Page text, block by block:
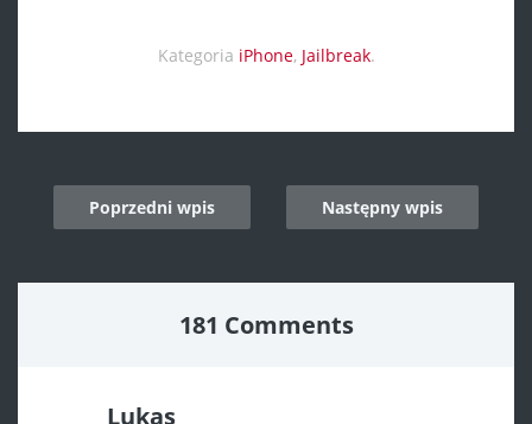
Kategoria iPhone, Jailbreak.
Post
navigation
Poprzedni wpis Następny wpis
181 Comments
Lukas